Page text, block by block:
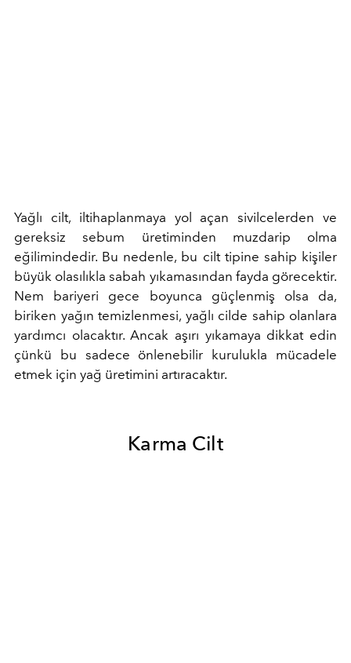
Yağlı cilt, iltihaplanmaya yol açan sivilcelerden ve
gereksiz sebum üretiminden muzdarip olma
eğilimindedir. Bu nedenle, bu cilt tipine sahip kişiler
büyük olasılıkla sabah yıkamasından fayda görecektir.
Nem bariyeri gece boyunca güçlenmiş olsa da,
biriken yağın temizlenmesi, yağlı cilde sahip olanlara
yardımcı olacaktır. Ancak aşırı yıkamaya dikkat edin
çünkü bu sadece önlenebilir kurulukla mücadele
etmek için yağ üretimini artıracaktır.
Karma Cilt